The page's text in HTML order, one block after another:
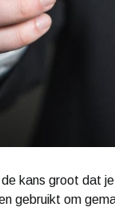
de kans groot dat
gebruikt om